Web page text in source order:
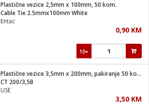
Plastične vezice 2,5mm x 100mm, 50 kom.
Cable Tie 2.5mmx100mm White
Entac
0,90 KM
10+
Plastične vezice 3,5mm x 200mm, pakiranje 50 kom. crne
CT 200/3,5B
USE
3,50 KM